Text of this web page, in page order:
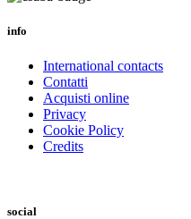
info
International contacts
Contatti
Acquisti online
Privacy
Cookie Policy
Credits
social